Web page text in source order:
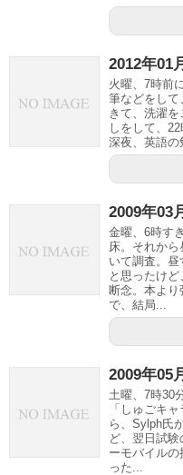
2012年01
火曜、7時前
筆などをして
きて、洗濯
しをして、
深夜、英語の
2009年03
金曜、6時す
床。それか
いて調査。昼
と思ったけど
断念。本より
で、結局...
2009年05
土曜、7時30
「しゅごキ
ら、Sylph氏
ど、翌日試
ーモバイル
った...